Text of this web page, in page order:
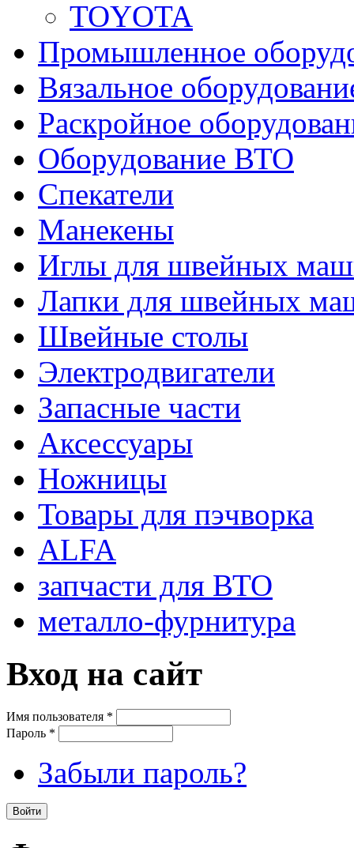
TOYOTA
Промышленное
Вязальное
Раскройное
Оборудование ВТО
Спекатели
Манекены
Иглы для швейных
Лапки для швейных
Швейные столы
Электродвигатели
Запасные части
Аксессуары
Ножницы
Товары для пэчворка
ALFA
запчасти для ВТО
металло-фурнитура
Вход на сайт
Имя пользователя *
Пароль *
Забыли пароль?